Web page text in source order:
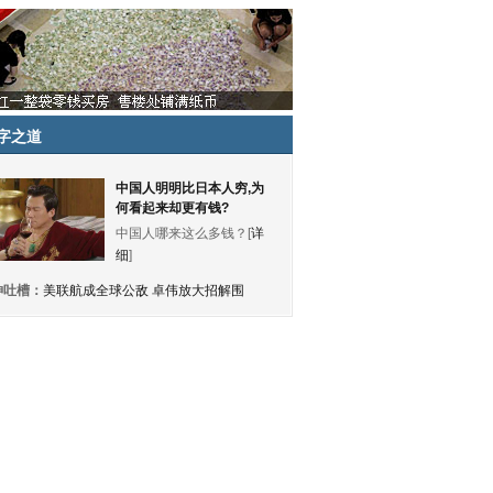
之道
中国人明明比日本人穷,为
何看起来却更有钱?
中国人哪来这么多钱？[详
细]
槽： 美联航成全球公敌 卓伟放大招解围